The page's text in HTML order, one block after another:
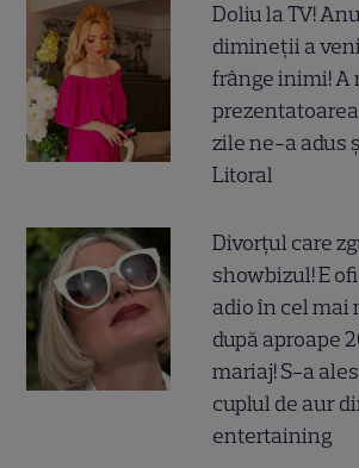
Doliu la TV!
dimineții a
frânge inimi! A
zile ne-a adus
Litoral
Divorțul care
showbizul! E
adio în cel mai
după aproape
mariaj! S-a
cuplul de aur
entertaining